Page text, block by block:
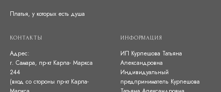
Платья, у которых есть душа
КОНТАКТЫ
Адрес:
г. Самара, пр-кт Карла- Маркса
244
(вход со стороны пр-кт Карла-
ИНФОРМАЦИЯ
ИП Курпешова Татьяна
Александровна
Индивидуальный
предприниматель Курпешова